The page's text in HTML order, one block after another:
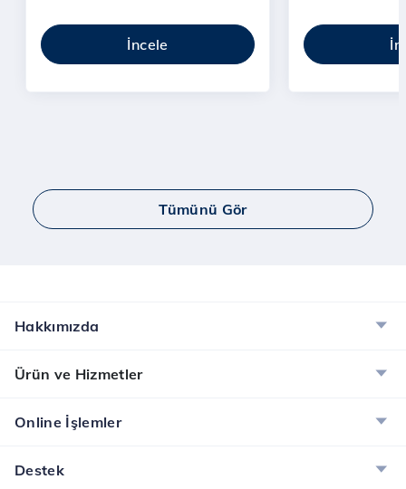
İncele
Tümünü Gör
Hakkımızda
Ürün ve Hizmetler
Online İşlemler
Destek